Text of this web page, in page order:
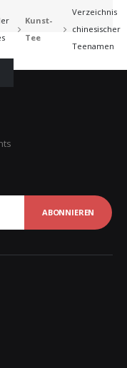
Kunst-
Tee
Verzeichnis
chinesischer
Teenamen
ABONNIEREN